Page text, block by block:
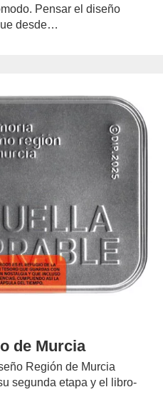
Pensar el diseño
desde…
de Murcia
Región de Murcia
segunda etapa y el libro-